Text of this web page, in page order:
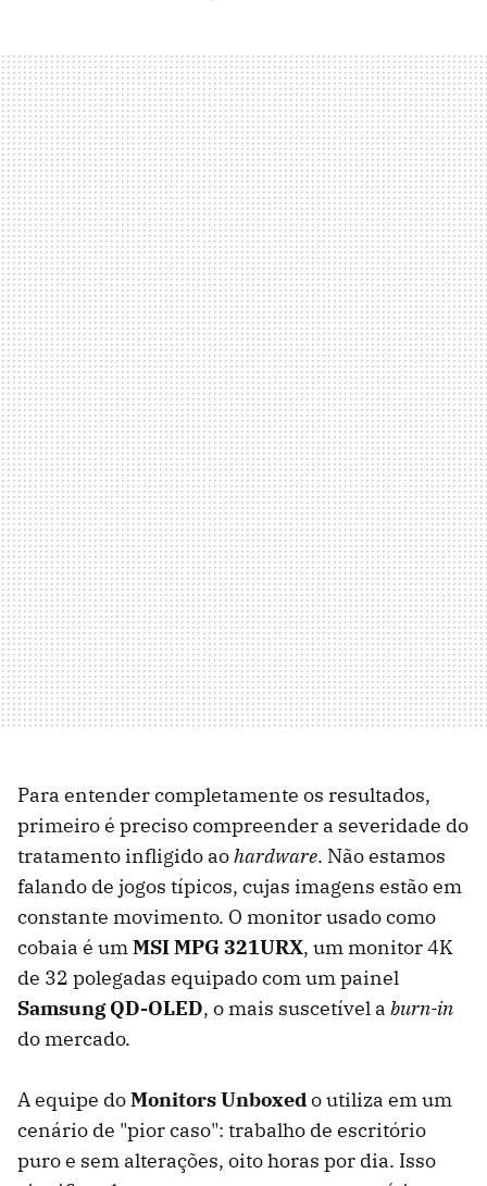
Para entender completamente os resultados,
primeiro é preciso compreender a severidade do
tratamento infligido aohardware. Não estamos
falando de jogos típicos, cujas imagens estão em
constante movimento. O monitor usado como
cobaia é umMSI MPG 321URX, um monitor 4K
de 32 polegadas equipado com um painel
Samsung QD-OLED, o mais suscetível a burn-in
do mercado.
A equipe doMonitors Unboxedo utiliza em um
cenário de "pior caso": trabalho de escritório
puro e sem alterações, oito horas por dia. Isso